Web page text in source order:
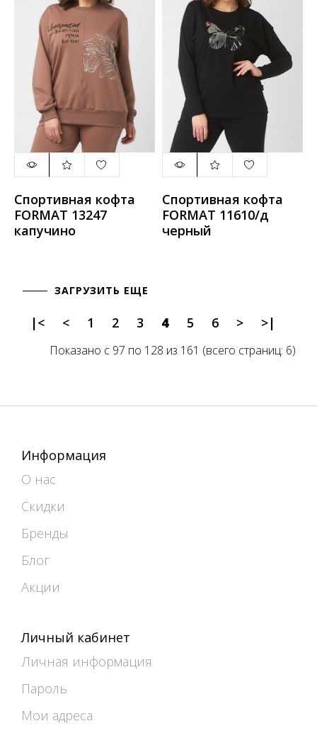
Спортивная кофта
FORMAT 13247
капучино
Спортивная кофта
FORMAT 11610/д
черный
ЗАГРУЗИТЬ ЕЩЕ
|< < 1 2 3 4 5 6 > >|
Показано с 97 по 128 из 161 (всего страниц: 6)
Информация
О нас
Скидки
Бренды
Блог
Акции
Личный кабинет
Личная информация
Пароль
Мои адреса